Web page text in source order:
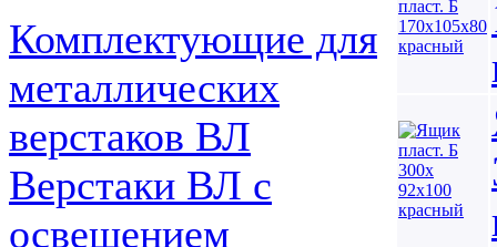
Комплектующие для
металлических
верстаков ВЛ
Верстаки ВЛ с
освещением